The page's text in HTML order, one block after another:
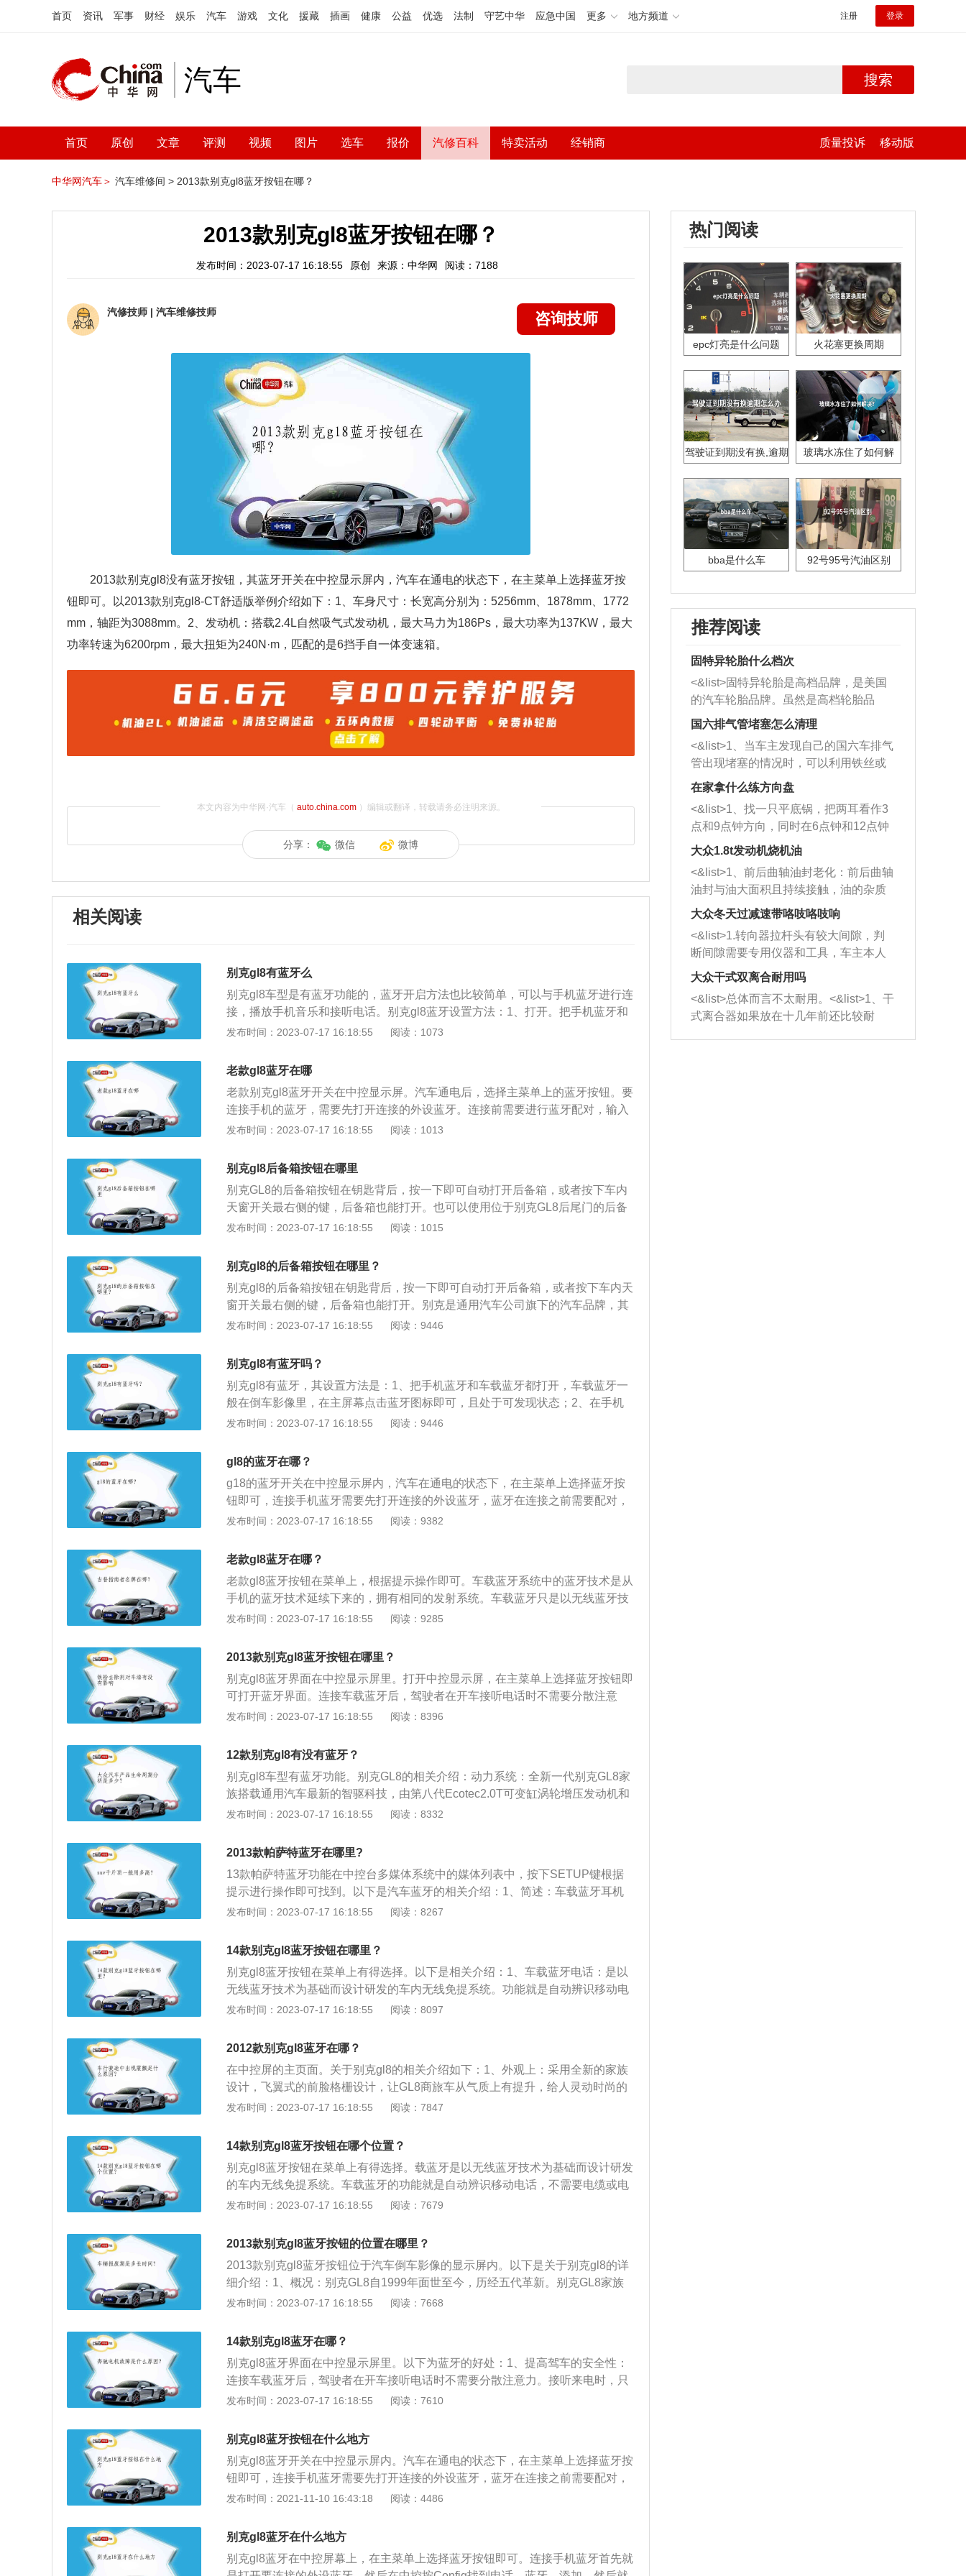
首页 资讯 军事 财经 娱乐 汽车 游戏 文化 援藏 插画 健康 公益 优选 法制 守艺中华 应急中国 更多 地方频道 注册 登录
汽车 搜索
首页 原创 文章 评测 视频 图片 选车 报价 汽修百科 特卖活动 经销商 质量投诉 移动版
中华网汽车＞ 汽车维修间 > 2013款别克gl8蓝牙按钮在哪？
2013款别克gl8蓝牙按钮在哪？
发布时间：2023-07-17 16:18:55 原创 来源：中华网 阅读：7188
汽修技师 | 汽车维修技师 咨询技师
2013款别克gl8没有蓝牙按钮，其蓝牙开关在中控显示屏内，汽车在通电的状态下，在主菜单上选择蓝牙按
钮即可。以2013款别克gl8-CT舒适版举例介绍如下：1、车身尺寸：长宽高分别为：5256mm、1878mm、1772
mm，轴距为3088mm。2、发动机：搭载2.4L自然吸气式发动机，最大马力为186Ps，最大功率为137KW，最大
功率转速为6200rpm，最大扭矩为240N·m，匹配的是6挡手自一体变速箱。
本文内容为中华网·汽车（ auto.china.com）编辑或翻译，转载请务必注明来源。
分享： 微信 微博
相关阅读
别克gl8有蓝牙么
别克gl8车型是有蓝牙功能的，蓝牙开启方法也比较简单，可以与手机蓝牙进行连
接，播放手机音乐和接听电话。别克gl8蓝牙设置方法：1、打开。把手机蓝牙和
车载蓝牙都打开（车载蓝牙一般在倒车影像里，在主屏幕点击蓝牙图标即可），
到车载蓝牙。3、配对。选中手机中显示的车载蓝牙，点击车载蓝牙--蓝牙设置--
配对；此时手机会弹出要求输入配对码的对话框，在这里输入配对码（默认是12
34或0000或1111）并点击“连接”（或“配对”或“确定”，不同手机显示不同），同时
在车载蓝牙界面点“配对”。4、连接。如果配对码输入正确，稍候即可在车载蓝牙
上显示“已连接”，此时用车载蓝牙打个电话试试，如果成功即可听到通话音。5、
都处于打开状态，且范围都在10米以内，就会实现自动连接。
发布时间：2023-07-17 16:18:55 阅读：1073
老款gl8蓝牙在哪
老款别克gl8蓝牙开关在中控显示屏。汽车通电后，选择主菜单上的蓝牙按钮。要
连接手机的蓝牙，需要先打开连接的外设蓝牙。连接前需要进行蓝牙配对，输入
之前提示的密码即可配对成功。一般来说，手机蓝牙和车载蓝牙的配对密码是12
打开进行配对。通过蓝牙，可以边开车边接电话，还可以用手机播放音乐，对司
机来说非常方便。车载蓝牙是基于无线蓝牙技术设计开发的无线免提系统。在开
车过程中，利用手机蓝牙与车内蓝牙连接，解放驾驶员双手，减少交通事故。随
着汽车生产技术的发展，很多汽车都配备了多功能方向盘。在开车的过程中，可
以通过多功能方向盘上的按键控制手机，使用语音指令控制接听或拨打电话。
发布时间：2023-07-17 16:18:55 阅读：1013
别克gl8后备箱按钮在哪里
别克GL8的后备箱按钮在钥匙背后，按一下即可自动打开后备箱，或者按下车内
天窗开关最右侧的键，后备箱也能打开。也可以使用位于别克GL8后尾门的后备
箱开关进行开启，开启方法如下：1、打开驾驶室车门。2、踩下刹车脚踏板。
开。别克GL8的后备箱使用注意事项：1、行李厢里较重物品应挨着座椅靠背放
置。确保靠背牢固。如果物品可以堆放，较重的物品应放在最下面，用行李厢侧
壁上的挂钩悬挂手提袋。2、固定好行李厢内散放的物品，防止其滑动。3、在行
李厢内运输物品时，后排座位椅靠背不得向前倾斜，请勿让装载物品高出座椅靠
背上缘。4、请勿将任何物品放置在行李厢盖板或仪表板上，请勿遮住仪表板顶
发布时间：2023-07-17 16:18:55 阅读：1015
别克gl8的后备箱按钮在哪里？
别克gl8的后备箱按钮在钥匙背后，按一下即可自动打开后备箱，或者按下车内天
窗开关最右侧的键，后备箱也能打开。别克是通用汽车公司旗下的汽车品牌，其
生产的车型主要有英朗、君威、君越、GL8、雷昂达、昂科雷、昂科拉。以别克g
别克gl8搭载2.0T涡轮增压发动机，最大功率为174kw，最大扭矩为350nm，最大
功率转速为每分钟5000转，最大扭矩转速为每分钟4000转。
发布时间：2023-07-17 16:18:55 阅读：9446
别克gl8有蓝牙吗？
别克gl8有蓝牙，其设置方法是：1、把手机蓝牙和车载蓝牙都打开，车载蓝牙一
般在倒车影像里，在主屏幕点击蓝牙图标即可，且处于可发现状态；2、在手机
的蓝牙界面，点击搜索设备，然后配对。别克gl8的长宽高分别为5213mm、1847
为麦弗逊式独立悬架，后悬架系统为扭杆半独立悬架式非驱动桥。别克gl8立体直
瀑式格栅、多维蓝光BiXenonHID前大灯、360度环抱一体式内饰设计、冰蓝环绕
氛围灯等设计元素，都传承了全新一代别克家族的设计语言。
发布时间：2023-07-17 16:18:55 阅读：9446
gl8的蓝牙在哪？
g18的蓝牙开关在中控显示屏内，汽车在通电的状态下，在主菜单上选择蓝牙按
钮即可，连接手机蓝牙需要先打开连接的外设蓝牙，蓝牙在连接之前需要配对，
输入之前提示的密码即可配对成功。一般来说，手机蓝牙与车载蓝牙的配对密码
即可。别克g18的车身尺寸长、宽、高分别是5256mm、1878mm、1776mm，轴
距达到3088mm。
发布时间：2023-07-17 16:18:55 阅读：9382
老款gl8蓝牙在哪？
老款gl8蓝牙按钮在菜单上，根据提示操作即可。车载蓝牙系统中的蓝牙技术是从
手机的蓝牙技术延续下来的，拥有相同的发射系统。车载蓝牙只是以无线蓝牙技
术为基础而设计研发的车内无线免提系统。老款gl8是别克顶级MPV的典范，以
发动机，最大马力178匹，最高时速每小时168km。gl8家族先后推出全新一代别
克GL8Avenir艾维亚家族、GL8ES陆尊及GL8陆上公务舱三大系列，为用户带来
更多样化的选择。
发布时间：2023-07-17 16:18:55 阅读：9285
2013款别克gl8蓝牙按钮在哪里？
别克gl8蓝牙界面在中控显示屏里。打开中控显示屏，在主菜单上选择蓝牙按钮即
可打开蓝牙界面。连接车载蓝牙后，驾驶者在开车接听电话时不需要分散注意
力。接听来电时，只需轻轻按一个键就可以接听电话，提高了驾车的安全性和便
已赢得超过120万用户的青睐。2020年，别克GL8家族先后推出全新一代别克GL
8Avenir艾维亚家族、GL8ES陆尊及GL8陆上公务舱三大系列，为用户带来更多
样化的选择。动力系统：全新一代别克GL8家族搭载通用汽车最新SmartPropulsi
on智驱科技，由第八代Ecotec2.0T可变缸涡轮增压发动机和9速HYDRA-MATIC
智能变速箱组成的王牌动力组合，可输出174kW和350Nm澎湃动力，综合百公里
发布时间：2023-07-17 16:18:55 阅读：8396
12款别克gl8有没有蓝牙？
别克gl8车型有蓝牙功能。别克GL8的相关介绍：动力系统：全新一代别克GL8家
族搭载通用汽车最新的智驱科技，由第八代Ecotec2.0T可变缸涡轮增压发动机和
9速HYDRA-MATIC智能变速箱组成的王牌动力组合，可输出174kW和350Nm澎
子排挡，令换挡响应更敏捷，动力输出平稳顺畅。新车满足国六b排放标准，并
享受发动机与变速箱主要零部件8年或16万公里超长原厂质保。安全配置：全新
一代别克GL8艾维亚家族搭载别克高级智能驾驶辅助系统，提供包括LCC车道居
中智能巡航、TJA交通拥堵辅助、HOD方向盘离手检测、DOW开门安全预警等在
内的20项高级智能驾驶辅助功能。同时，新车全系标配高清流媒体内后视镜、高
发布时间：2023-07-17 16:18:55 阅读：8332
2013款帕萨特蓝牙在哪里?
13款帕萨特蓝牙功能在中控台多媒体系统中的媒体列表中，按下SETUP键根据
提示进行操作即可找到。以下是汽车蓝牙的相关介绍：1、简述：车载蓝牙耳机
是以无线蓝牙技术为基础而设计研发的车内无线蓝牙通信技术。2、主要功能：
肇事隐患的目标。3、注意事项：汽车蓝牙不要放在强光下使用过长时间，否则
蓝牙寿命会变短。
发布时间：2023-07-17 16:18:55 阅读：8267
14款别克gl8蓝牙按钮在哪里？
别克gl8蓝牙按钮在菜单上有得选择。以下是相关介绍：1、车载蓝牙电话：是以
无线蓝牙技术为基础而设计研发的车内无线免提系统。功能就是自动辨识移动电
话，不需要电缆或电话托架便可与手机联机；车主可以不接触手机，甚至是双手
以通过车上的音响进行通话。2、扩展资料：如果配对码输入正确，稍后即可在
车载蓝牙上显示已连接。使用车载蓝牙打个电话试试，如果成功，即可听到通话
音。
发布时间：2023-07-17 16:18:55 阅读：8097
2012款别克gl8蓝牙在哪？
在中控屏的主页面。关于别克gl8的相关介绍如下：1、外观上：采用全新的家族
设计，飞翼式的前脸格栅设计，让GL8商旅车从气质上有提升，给人灵动时尚的
感觉，大灯保持胖头鱼的造型，内部灯光LED光源，亮度更高且功耗低寿命更
重有安全感。新增USB接口、后视镜折叠、更新全新的多媒体系统并且支持Carp
lay。3、配置上：除配置超豪华可播放CD、VCD、MP3的影音播出系统，定速
巡航系统、车身饰条和防擦条等独特配置，体现出其作为GL8旗舰产品追求终极
舒适享受、安全便利的风格。
发布时间：2023-07-17 16:18:55 阅读：7847
14款别克gl8蓝牙按钮在哪个位置？
别克gl8蓝牙按钮在菜单上有得选择。载蓝牙是以无线蓝牙技术为基础而设计研发
的车内无线免提系统。车载蓝牙的功能就是自动辨识移动电话，不需要电缆或电
话托架便可与手机联机；车主可以不接触手机，甚至是双手保持在方向盘上，都
1、定位车型：别克gl8是上汽通用别克汽车旗下推出的一款中高端MPV。2、动
力方面：这款车搭载一台2.0TSIDI直喷涡轮增压发动机，这台发动机的最大功率
为191kw，最大扭矩为350牛米，在传动系统方面，与发动机相匹配的是6挡手自
一体变速箱。发动机在工作的过程中当转速达到5400转时可以输出最大的功率，
转速达到2000-5000转时可以输出最大的扭矩。
发布时间：2023-07-17 16:18:55 阅读：7679
2013款别克gl8蓝牙按钮的位置在哪里？
2013款别克gl8蓝牙按钮位于汽车倒车影像的显示屏内。以下是关于别克gl8的详
细介绍：1、概况：别克GL8自1999年面世至今，历经五代革新。别克GL8家族
先后推出全新一代别克GL8Avenir艾维亚家族、GL8ES陆尊及GL8陆上公务舱三
距为3088mm。车型尺寸为5219/1878/1776mm-5238/18787/1805mm。行李箱容
积为475至1650升。油耗为7.8至7.9L/100km。油箱容积为66升或70升。引擎类
型为涡轮增压。最高时速为195km/h。
发布时间：2023-07-17 16:18:55 阅读：7668
14款别克gl8蓝牙在哪？
别克gl8蓝牙界面在中控显示屏里。以下为蓝牙的好处：1、提高驾车的安全性：
连接车载蓝牙后，驾驶者在开车接听电话时不需要分散注意力。接听来电时，只
需轻轻按一个键就可以接听电话，提高了驾车的安全性和便捷性。2、避免违反
数，所以连接蓝牙后可以避免违反交规，还利于车主在驾驶过程中更好的听音
乐。
发布时间：2023-07-17 16:18:55 阅读：7610
别克gl8蓝牙按钮在什么地方
别克gl8蓝牙开关在中控显示屏内。汽车在通电的状态下，在主菜单上选择蓝牙按
钮即可，连接手机蓝牙需要先打开连接的外设蓝牙，蓝牙在连接之前需要配对，
输入之前提示的密码就可以配对成功了。一般来说，手机蓝牙与车载蓝牙的配对
很正常的一种现象，需要重新连接一次即可。通过车载蓝牙可以在驾驶汽车的过
程中接听电话，同时也可以使用手机播放音乐，这对驾驶员来说是非常方便的。
车载蓝牙是一项以无线蓝牙技术为基础而设计研发的车内无线免提系统，在驾驶
发布时间：2021-11-10 16:43:18 阅读：4486
别克gl8蓝牙在什么地方
别克gl8蓝牙在中控屏幕上，在主菜单上选择蓝牙按钮即可。连接手机蓝牙首先就
热门阅读
epc灯亮是什么问题 火花塞更换周期
驾驶证到期没有换,逾期
玻璃水冻住了如何解
bba是什么车 92号95号汽油区别
推荐阅读
固特异轮胎什么档次
<&list>固特异轮胎是高档品牌，是美国
的汽车轮胎品牌。虽然是高档轮胎品
牌，但是中高低端的轮胎都有生产，这
也是为了更好的开拓市场。
国六排气管堵塞怎么清理
<&list>1、当车主发现自己的国六车排气
管出现堵塞的情况时，可以利用铁丝或
者是细棍，直接将杂物给取出来，如果
堵塞情况比较严重，也可以采取应急措
施。 <&list>2、直接利用木棍将所有的
杂物推到排气管里面的位置处，然后将
三元催化器拆解开，就可以将堵塞的东
西取出来。但如果是因为积碳过多引起
的堵塞，就需要将三元催化器泡在草酸
洗剂对堵塞的情况得到解决，将清洗剂
放在燃油箱中，与燃油混合后，车辆启
动时，就可以和汽油一起进入到燃烧
室，最后形成废气排出，就可以让三元
催化器得到清洗，排气管堵塞的情况就
能够得到解决。
在家拿什么练方向盘
<&list>1、找一只平底锅，把两耳看作3
点和9点钟方向，同时在6点钟和12点钟
方向做一个标记。 <&list>2、双手握住
一圈半的练习，往右同样也要打相同的
圈数。 <&list>3、最后强调要反复练
习，这样就可以形成肌肉记忆，在真实
驾驶车辆时，不需要记忆也能打好方
向。
大众1.8t发动机烧机油
<&list>1、前后曲轴油封老化：前后曲轴
油封与油大面积且持续接触，油的杂质
和发动机内持续温度变化使其密封效果
逐渐减弱，导致渗油或漏油。<&list>2、
活塞间隙过大：积碳会使活塞环与缸体
的间隙扩大，导致机油流入燃烧室中，
造成烧机油。<&list>3、机油粘度。使用
机油粘度过小的话，同样会有烧机油现
象，机油粘度过小具有很好的流动性，
大众冬天过减速带咯吱咯吱响
<&list>1.转向器拉杆头有较大间隙，判
断间隙需要专用仪器和工具，车主本人
无法制作，需要将车辆送到修理厂或4s
店；<&list>2.车辆半轴套管防尘罩破
裂，破裂后会出现漏油现象，使半轴磨
损严重，磨损的半轴容易损坏，产生异
响；<&list>3.稳定器的转向胶套和球头
大众干式双离合耐用吗
<&list>总体而言不太耐用。<&list>1、干
式离合器如果放在十几年前还比较耐